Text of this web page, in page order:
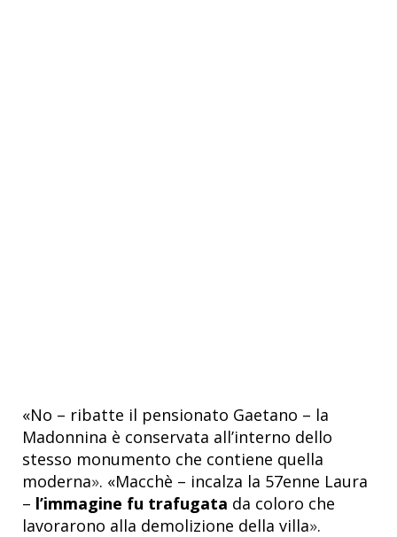
«No – ribatte il pensionato Gaetano – la
Madonnina è conservata all’interno dello
stesso monumento che contiene quella
moderna». «Macchè – incalza la 57enne Laura
– l’immagine fu trafugata da coloro che
lavorarono alla demolizione della villa».